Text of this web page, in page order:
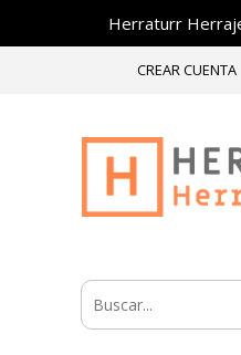
Herraturr
CREAR CUENTA